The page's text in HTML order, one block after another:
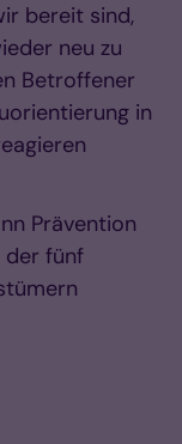
bereit sind,
neu zu
Betroffener
in
Prävention
der fünf